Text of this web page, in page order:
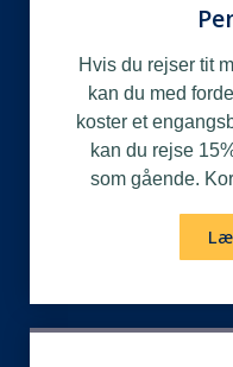
Hvis du rejser tit
kan du med
koster et
kan du rejse
som gående.